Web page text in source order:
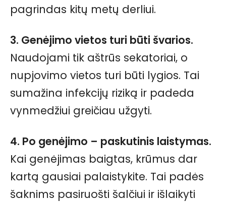
pagrindas kitų metų derliui.
3. Genėjimo vietos turi būti švarios.
Naudojami tik aštrūs sekatoriai, o
nupjovimo vietos turi būti lygios. Tai
sumažina infekcijų riziką ir padeda
vynmedžiui greičiau užgyti.
4. Po genėjimo – paskutinis laistymas.
Kai genėjimas baigtas, krūmus dar
kartą gausiai palaistykite. Tai padės
šaknims pasiruošti šalčiui ir išlaikyti